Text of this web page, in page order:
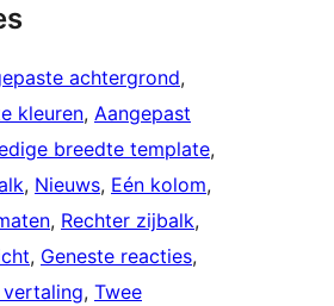
achtergrond
kleuren, Aangepast
breedte template
, Nieuws, Eén kolom
, Rechter zijbalk
, Geneste reacties
, Twee